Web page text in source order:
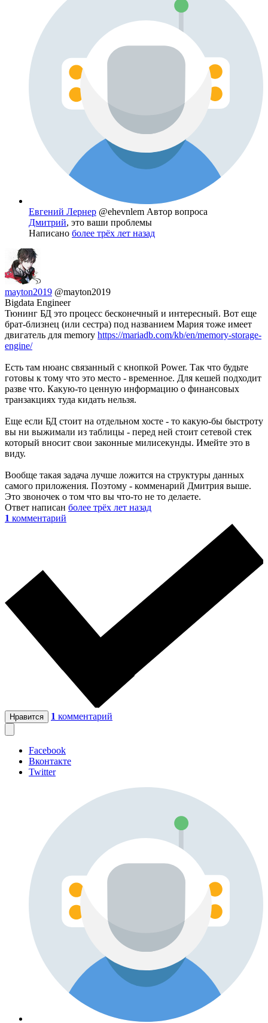
Евгений Лернер @ehevnlem Автор вопроса
Дмитрий, это ваши проблемы
Написано более трёх лет назад
mayton2019 @mayton2019
Bigdata Engineer
Тюнинг БД это процесс бесконечный и интересный. Вот еще
брат-близнец (или сестра) под названием Мария тоже имеет
двигатель для memory https://mariadb.com/kb/en/memory-storage-
engine/
Есть там нюанс связанный с кнопкой Power. Так что будьте
готовы к тому что это место - временное. Для кешей подходит
разве что. Какую-то ценную информацию о финансовых
транзакциях туда кидать нельзя.
Еще если БД стоит на отдельном хосте - то какую-бы быстроту
вы ни выжимали из таблицы - перед ней стоит сетевой стек
который вносит свои законные милисекунды. Имейте это в
виду.
Вообще такая задача лучше ложится на структуры данных
самого приложения. Поэтому - комменарий Дмитрия выше.
Это звоночек о том что вы что-то не то делаете.
Ответ написан более трёх лет назад
1 комментарий
Нравится 1 комментарий
Facebook
Вконтакте
Twitter